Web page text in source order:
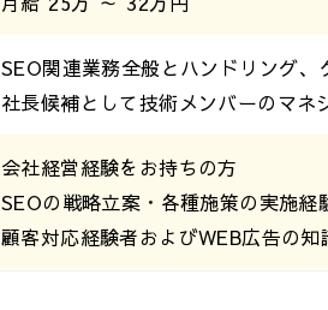
SEO関連業務全般とハンドリング
社長候補として技術メンバーのマネ
会社経営経験をお持ちの方
SEOの戦略立案・各種施策の実施経
顧客対応経験者およびWEB広告の